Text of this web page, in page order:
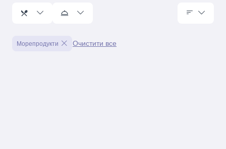
Морепродукти Очистити все